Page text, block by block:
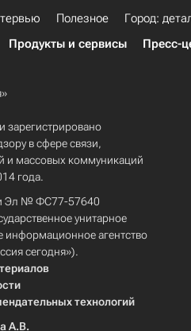
Полезное
Город:
Продукты и сервисы Пресс-
зарегистрировано
в сфере связи,
и массовых коммуникаций
года.
Эл № ФС77-57640
унитарное
агентство
сегодня»).
технологий
А.В.